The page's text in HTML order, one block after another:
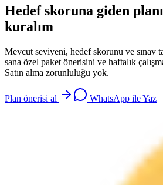
Hedef skoruna giden
kuralım
Mevcut seviyeni, hedef skorunu ve sınav
sana özel paket önerisini ve haftalık
Satın alma zorunluluğu yok.
Plan önerisi al WhatsApp ile Yaz